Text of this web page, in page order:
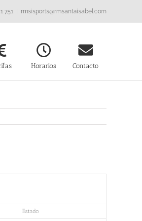
751 | rmsisports@rmsantaisabel.com
Horarios Contacto
Estado